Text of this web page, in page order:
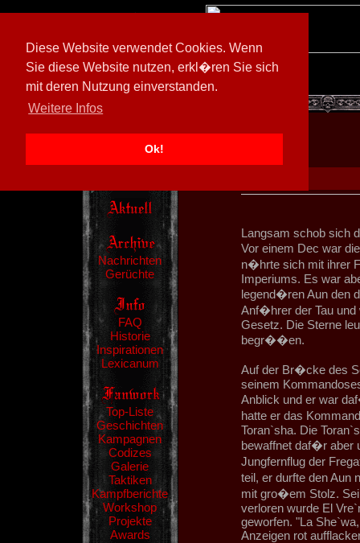
Diese Website verwendet Cookies. Wenn
Sie diese Website nutzen, erkl�ren Sie sich
mit deren Nutzung einverstanden.
Weitere Infos
Ok!
[ 594026/M3]
Nachrichten
Gerüchte
FAQ
Historie
Inspirationen
Lexicanum
Top-Liste
Geschichten
Kampagnen
Codizes
Galerie
Taktiken
Kampfberichte
Workshop
Projekte
Awards
Langsam schob sich
Vor einem Dec war
n�hrte sich mit ihrer
Imperiums. Es war
legend�ren Aun den
Anf�hrer der Tau und
Gesetz. Die Sterne
begr��en.
Auf der Br�cke des
seinem
Anblick und er war
hatte er das
Toran`sha. Die
bewaffnet daf�r aber
Jungfernflug der
teil, er durfte den Aun
mit gro�em Stolz.
verloren wurde El
geworfen. "La
Anzeigen rot